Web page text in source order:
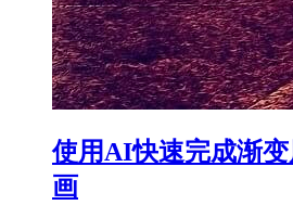
使用AI快速完成渐
画